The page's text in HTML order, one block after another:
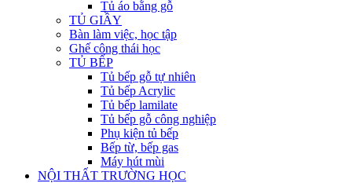
Tủ áo bằng gỗ
TỦ GIẦY
Bàn làm việc, học tập
Ghế công thái học
TỦ BẾP
Tủ bếp gỗ tự nhiên
Tủ bếp Acrylic
Tủ bếp lamilate
Tủ bếp gỗ công nghiệp
Phụ kiện tủ bếp
Bếp từ, bếp gas
Máy hút mùi
NỘI THẤT TRƯỜNG HỌC